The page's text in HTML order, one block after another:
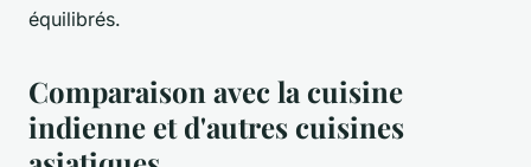
équilibrés.
Comparaison avec la cuisine
indienne et d'autres cuisines